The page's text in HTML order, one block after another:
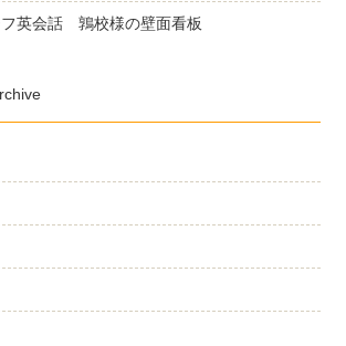
フ英会話 鶉校様の壁面看板